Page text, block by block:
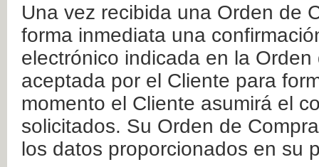
Una vez recibida una Orden de
forma inmediata una
electrónico indicada en la
aceptada por el Cliente para
momento el Cliente asumirá el
solicitados. Su Orden de
los datos proporcionados en su